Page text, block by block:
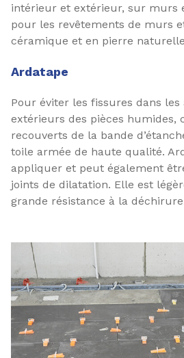
intérieur et extérieur, sur murs
pour les revêtements de murs
céramique et en pierre
Ardatape
Pour éviter les fissures dans
extérieurs des pièces humides,
recouverts de la bande
toile armée de haute qualité.
appliquer et peut également
joints de dilatation. Elle est
grande résistance à la